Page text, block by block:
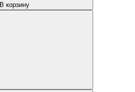
В корзину